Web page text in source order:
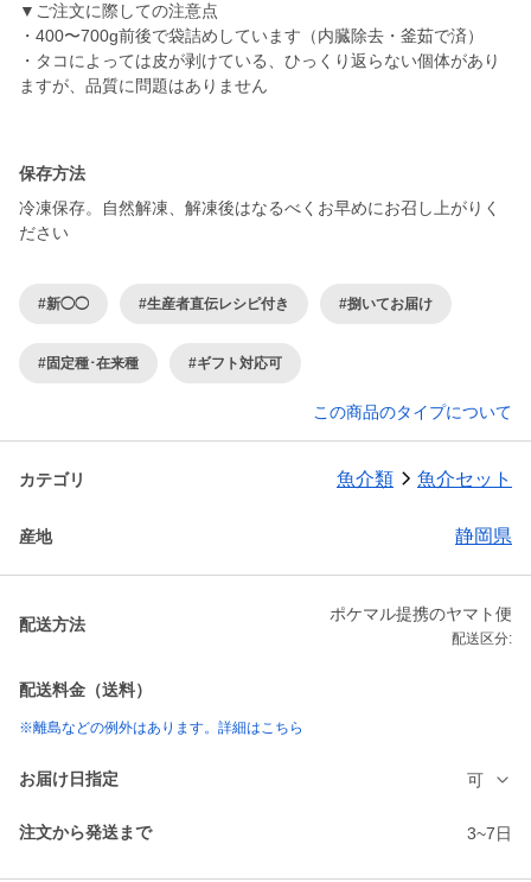
▼ご注文に際しての注意点
・400〜700g前後で袋詰めしています（内臓除去・釜茹で済）
・タコによっては皮が剥けている、ひっくり返らない個体があり
ますが、品質に問題はありません
保存方法
冷凍保存。自然解凍、解凍後はなるべくお早めにお召し上がりく
ださい
#新◯◯ #生産者直伝レシピ付き #捌いてお届け
#固定種･在来種 #ギフト対応可
この商品のタイプについて
カテゴリ 魚介類 魚介セット
産地 静岡県
配送方法
ポケマル提携のヤマト便
配送区分:
配送料金（送料）
※離島などの例外はあります。詳細はこちら
お届け日指定 可
注文から発送まで 3~7日